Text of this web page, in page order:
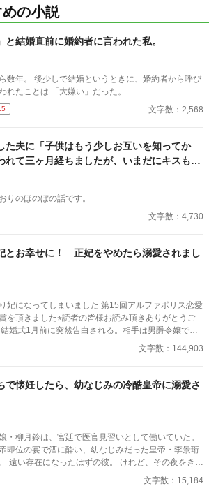
の小説
と結婚直前に婚約者に言われた私。
ときに、婚約者から呼び
れたことは 「大嫌い」だった。
文字数：2,568
た夫に「子供はもう少しお互いを知ってか
れて三ヶ月経ちましたが、いまだにキスもし
。
りのほのぼの話です。
文字数：4,730
とお幸せに！ 正妃をやめたら溺愛されまし
てしまいました 第15回アルファポリス恋愛
を頂きました⭐︎読者の皆様お読み頂きありがとうご
ですね。分かりました。えっ？違うの？嫌です。お
なりたくありません。
文字数：144,903
で懐妊したら、幼なじみの冷酷皇帝に溺愛さ
・柳月鈴は、宮廷で医官見習いとして働いていた。
即位の宴で酒に酔い、幼なじみだった皇帝・李景珩
っ
きく動き出す。 冷酷と恐れられる皇帝が、
けには甘すぎて――。
文字数：15,184